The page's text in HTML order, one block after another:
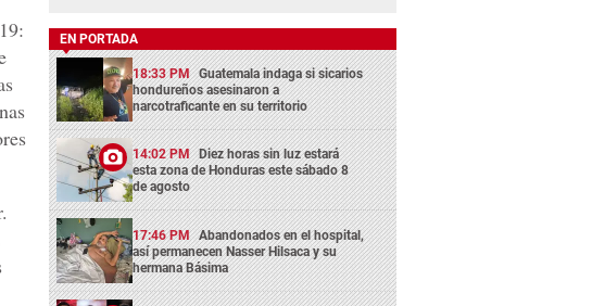
EN PORTADA
18:33 PM Guatemala indaga si sicarios
hondureños asesinaron a
narcotraficante en su territorio
14:02 PM Diez horas sin luz estará
esta zona de Honduras este sábado 8
de agosto
17:46 PM Abandonados en el hospital,
así permanecen Nasser Hilsaca y su
hermana Básima